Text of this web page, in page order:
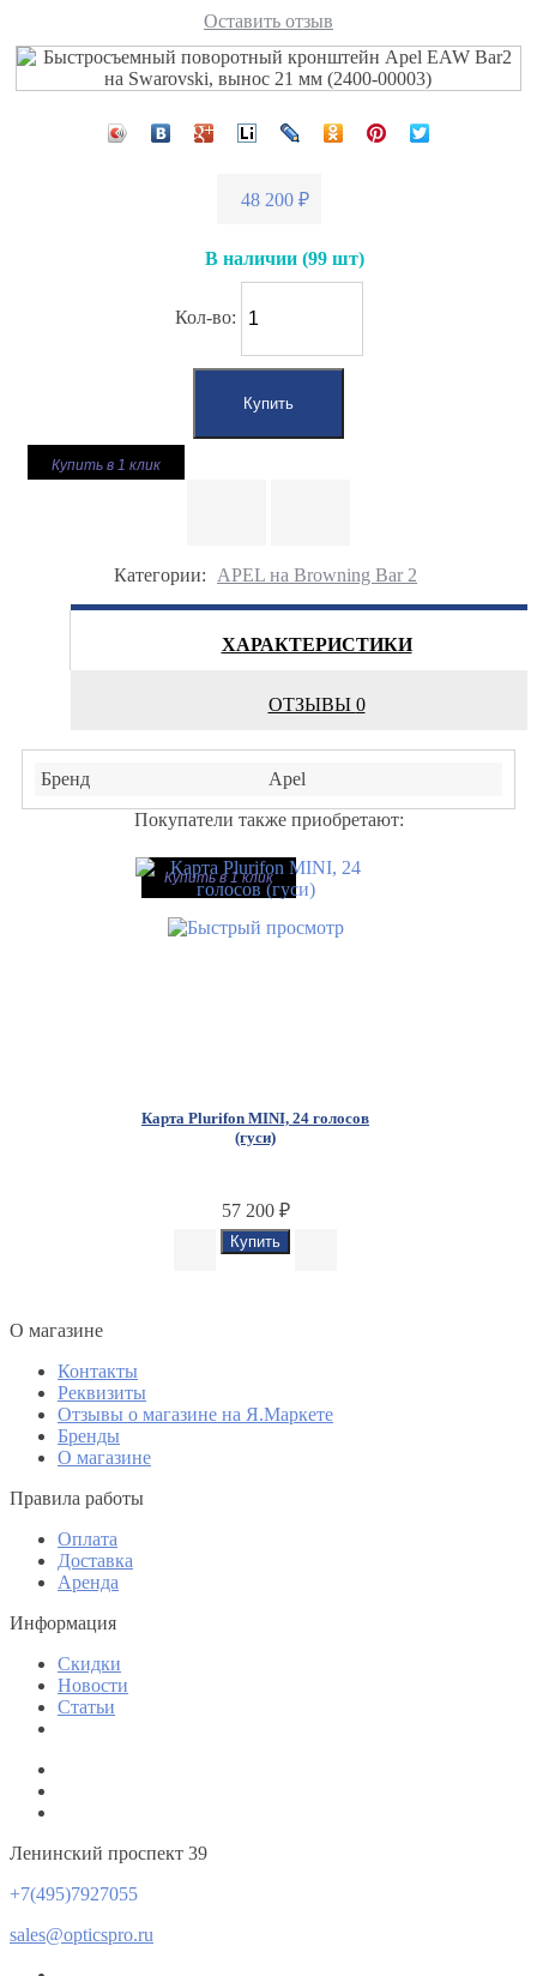
Оставить отзыв
48 200 ₽
В наличии (99 шт)
Кол-во:
Купить в 1 клик
Категории: APEL на Browning Bar 2
ХАРАКТЕРИСТИКИ
ОТЗЫВЫ 0
Бренд
Apel
Покупатели также приобретают:
Купить в 1 клик
Карта Plurifon MINI, 24 голосов
(гуси)
57 200 ₽
O магазине
Контакты
Реквизиты
Отзывы о магазине на Я.Маркете
Бренды
О магазине
Правила работы
Оплата
Доставка
Аренда
Информация
Скидки
Новости
Статьи
Ленинский проспект 39
+7(495)7927055
sales@opticspro.ru